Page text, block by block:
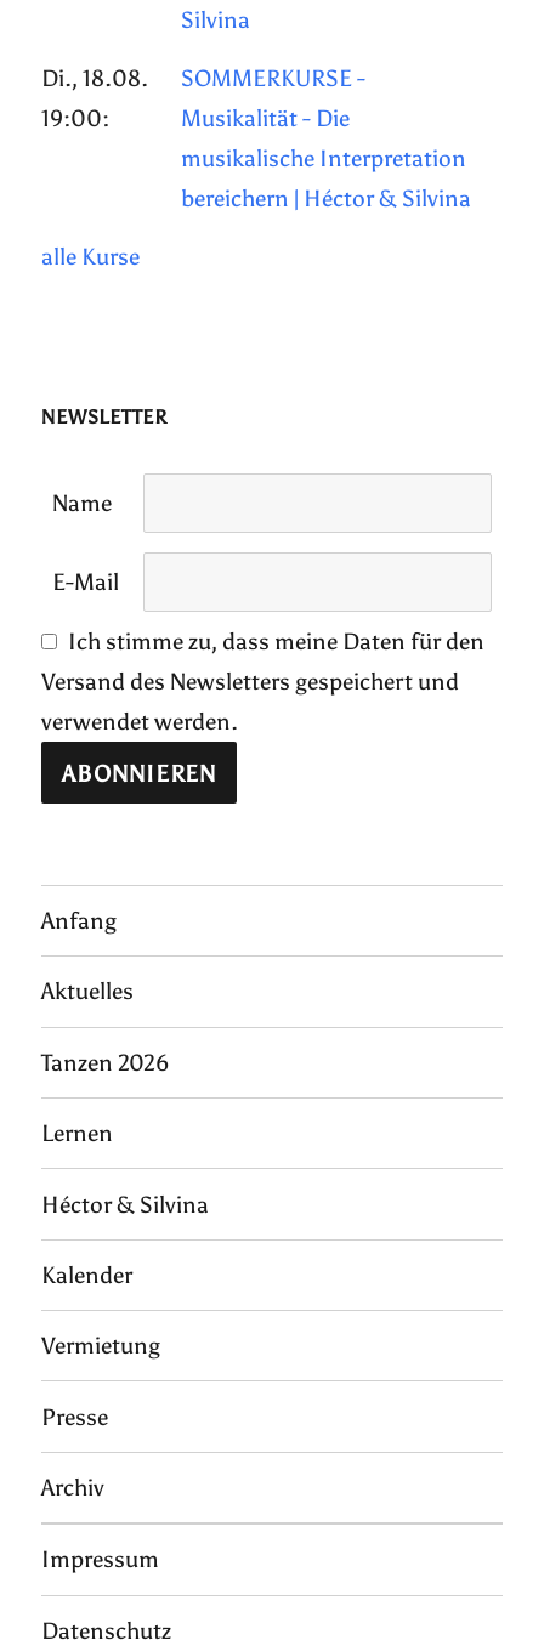
Silvina
Di., 18.08.
19:00:
SOMMERKURSE -
Musikalität - Die
musikalische Interpretation
bereichern | Héctor & Silvina
alle Kurse
NEWSLETTER
Name
E-Mail
Ich stimme zu, dass meine Daten für den
Versand des Newsletters gespeichert und
verwendet werden.
Anfang
Aktuelles
Tanzen 2026
Lernen
Héctor & Silvina
Kalender
Vermietung
Presse
Archiv
Impressum
Datenschutz